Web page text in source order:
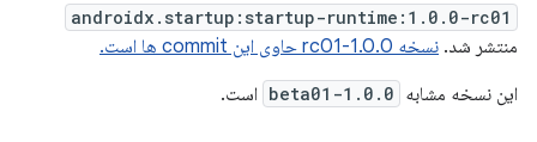
androidx.startup:startup-runtime:1.0.0-rc01
منتشر شد. نسخه 1.0.0-rc01 حاوی این commit ها است.
این نسخه مشابه 1.0.0-beta01 است.